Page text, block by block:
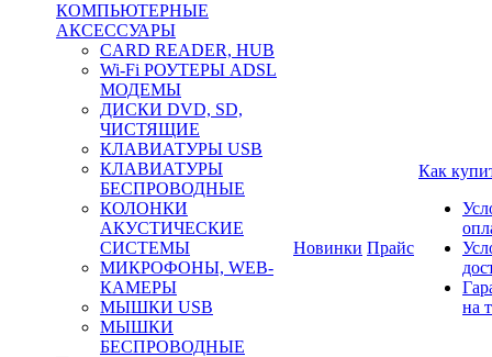
КОМПЬЮТЕРНЫЕ
АКСЕССУАРЫ
CARD READER, HUB
Wi-Fi РОУТЕРЫ ADSL
МОДЕМЫ
ДИСКИ DVD, SD,
ЧИСТЯЩИЕ
КЛАВИАТУРЫ USB
КЛАВИАТУРЫ
БЕСПРОВОДНЫЕ
КОЛОНКИ
АКУСТИЧЕСКИЕ
СИСТЕМЫ
МИКРОФОНЫ, WEB-
КАМЕРЫ
МЫШКИ USB
МЫШКИ
БЕСПРОВОДНЫЕ
Новинки Прайс
Как
на